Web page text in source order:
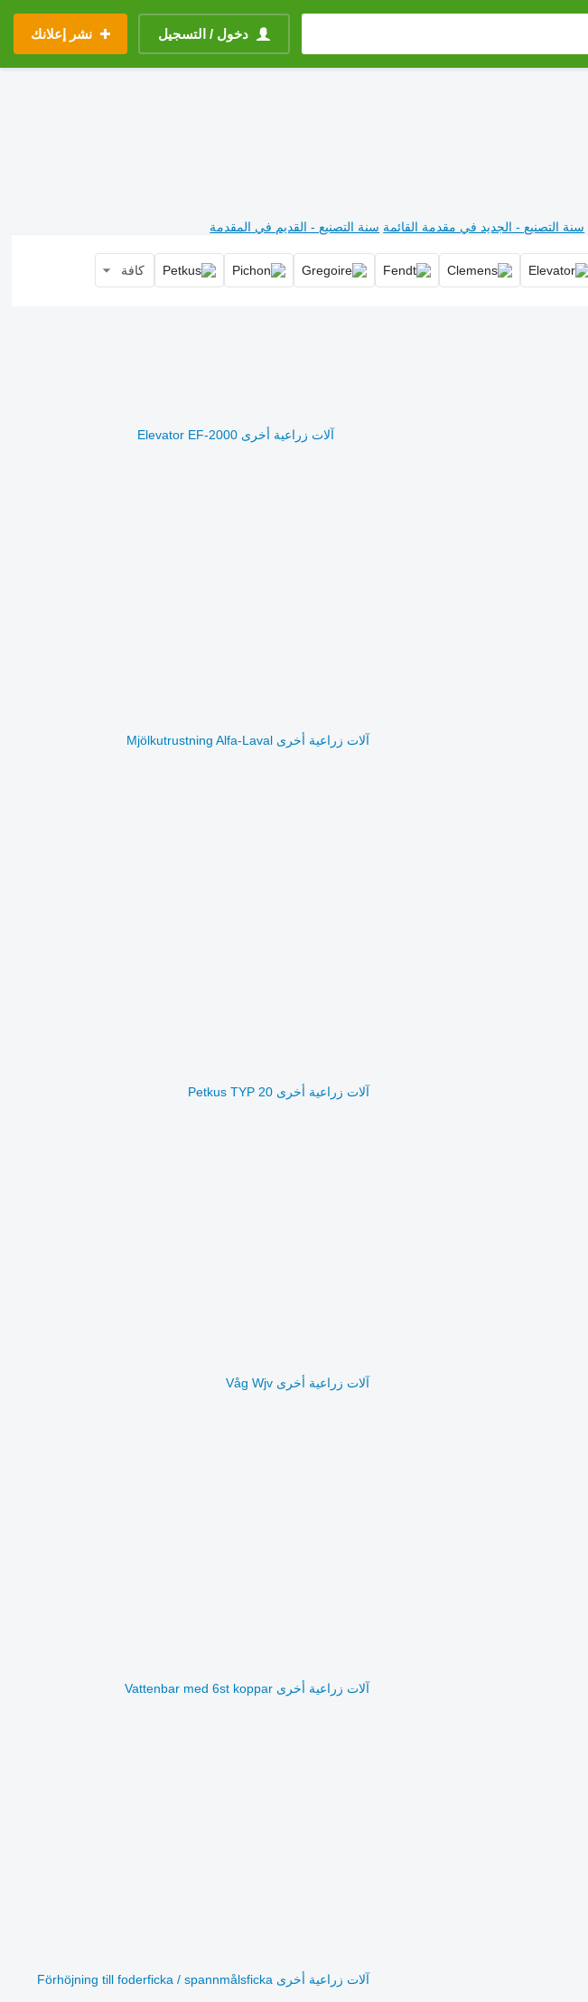
دخول / التسجيل نشر إعلانك
سنة التصنيع - الجديد في مقدمة القائمة سنة التصنيع - القديم في المقدمة
كافة
آلات زراعية أخرى Elevator EF-2000
آلات زراعية أخرى Mjölkutrustning Alfa-Laval
آلات زراعية أخرى Petkus TYP 20
آلات زراعية أخرى Våg Wjv
آلات زراعية أخرى Vattenbar med 6st koppar
آلات زراعية أخرى Förhöjning till foderficka / spannmålsficka